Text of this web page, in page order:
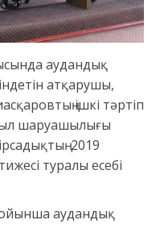
аудандық
атқарушы,
ішкі тәртіп
шаруашылығы
2019
туралы есебі
аудандық